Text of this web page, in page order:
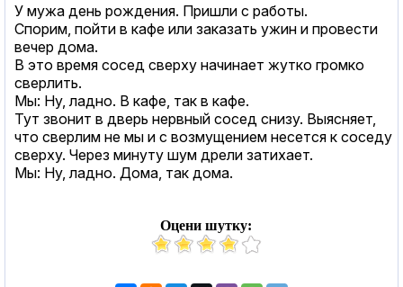
У мужа день рождения. Пришли с работы.
Спорим, пойти в кафе или заказать ужин и провести
вечер дома.
В это время сосед сверху начинает жутко громко
сверлить.
Мы: Ну, ладно. В кафе, так в кафе.
Тут звонит в дверь нервный сосед снизу. Выясняет,
что сверлим не мы и с возмущением несется к соседу
сверху. Через минуту шум дрели затихает.
Мы: Ну, ладно. Дома, так дома.
Оцени шутку: